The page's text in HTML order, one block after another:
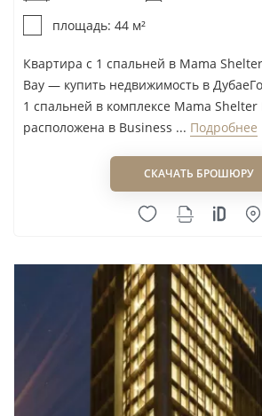
Sharafi Real-Estate
Shoumous Properties
Siadah
SIDO Development
Signature Developers
Skyline Builders
Solanki Realty
Source Of Fate Properties
SRG Holding
Sunrise Capital
Swank Development
Sweid & Sweid
площадь: 44 м²
Квартира с 1 спальней в Mama
Bay — купить недвижимость в
1 спальней в комплексе Mama Shelter
расположена в Business ... Подробнее
СКАЧАТЬ БРОШЮРУ